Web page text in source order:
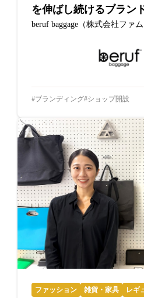
を伸ばし続けるブラン
beruf baggage（株式会社ファ
ブランディング ショップ開設
ファッション 雑貨・家具 レギ